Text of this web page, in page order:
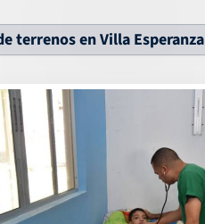
terrenos en Villa Esperanza